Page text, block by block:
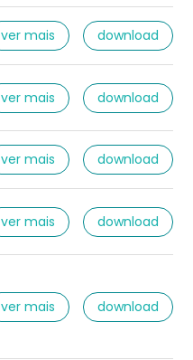
ver mais download
ver mais download
ver mais download
ver mais download
ver mais download